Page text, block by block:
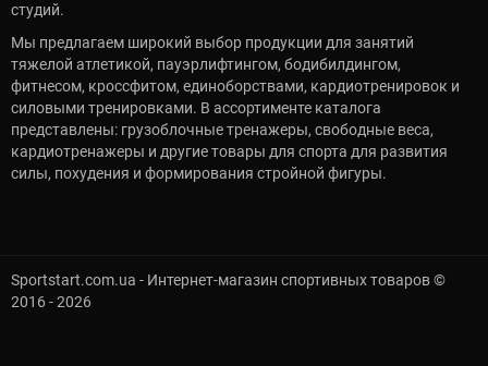
студий.
Мы предлагаем широкий выбор продукции для занятий
тяжелой атлетикой, пауэрлифтингом, бодибилдингом,
фитнесом, кроссфитом, единоборствами, кардиотренировок и
силовыми тренировками. В ассортименте каталога
представлены: грузоблочные тренажеры, свободные веса,
кардиотренажеры и другие товары для спорта для развития
силы, похудения и формирования стройной фигуры.
Sportstart.com.ua - Интернет-магазин спортивных товаров ©
2016 - 2026